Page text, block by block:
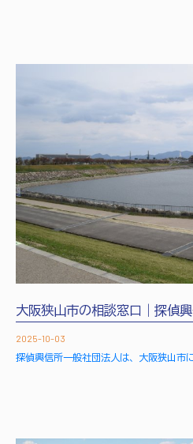
大阪狭山市の相談窓口｜探偵
2025-10-03
探偵興信所一般社団法人は、大阪狭山市